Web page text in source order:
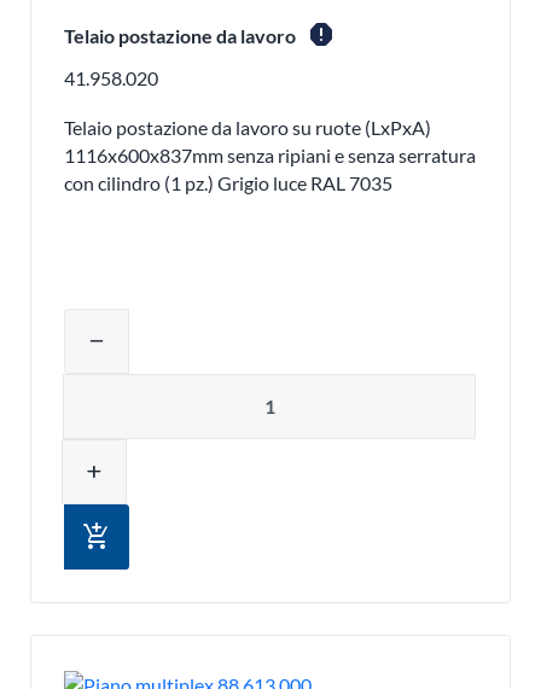
Telaio postazione da lavoro report
41.958.020
Telaio postazione da lavoro su ruote (LxPxA)
1116x600x837mm senza ripiani e senza serratura
con cilindro (1 pz.) Grigio luce RAL 7035
remove
add
add_shopping_cart